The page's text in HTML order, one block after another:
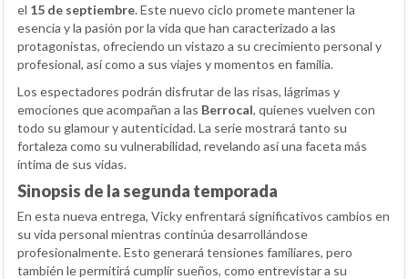
el 15 de septiembre. Este nuevo ciclo promete mantener la
esencia y la pasión por la vida que han caracterizado a las
protagonistas, ofreciendo un vistazo a su crecimiento personal y
profesional, así como a sus viajes y momentos en familia.
Los espectadores podrán disfrutar de las risas, lágrimas y
emociones que acompañan a las Berrocal, quienes vuelven con
todo su glamour y autenticidad. La serie mostrará tanto su
fortaleza como su vulnerabilidad, revelando así una faceta más
íntima de sus vidas.
Sinopsis de la segunda temporada
En esta nueva entrega, Vicky enfrentará significativos cambios en
su vida personal mientras continúa desarrollándose
profesionalmente. Esto generará tensiones familiares, pero
también le permitirá cumplir sueños, como entrevistar a su